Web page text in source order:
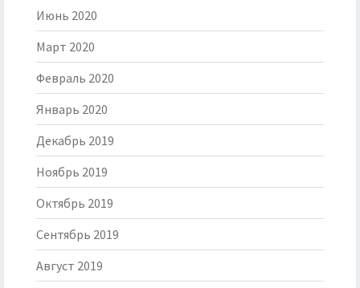
Июнь 2020
Март 2020
Февраль 2020
Январь 2020
Декабрь 2019
Ноябрь 2019
Октябрь 2019
Сентябрь 2019
Август 2019